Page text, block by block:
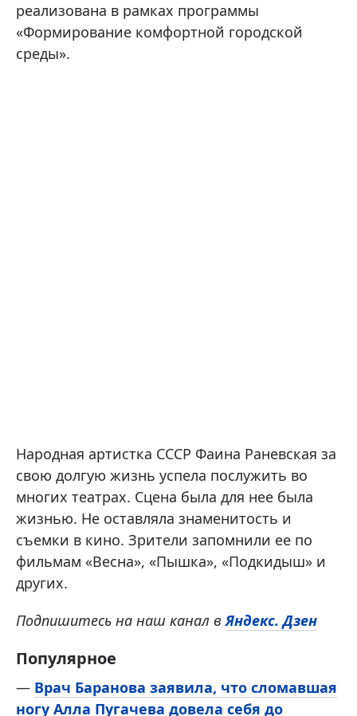
реализована в рамках программы
«Формирование комфортной городской
среды».
Народная артистка СССР Фаина Раневская за
свою долгую жизнь успела послужить во
многих театрах. Сцена была для нее была
жизнью. Не оставляла знаменитость и
съемки в кино. Зрители запомнили ее по
фильмам «Весна», «Пышка», «Подкидыш» и
других.
Подпишитесь на наш канал вЯндекс. Дзен
Популярное
— Врач Баранова заявила, что сломавшая
ногу Алла Пугачева довела себя до